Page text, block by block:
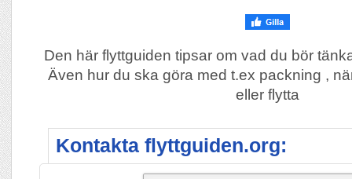
Den här flyttguiden tipsar om vad du bör
Även hur du ska göra med t.ex packning ,
eller flytta
Kontakta flyttguiden.org: